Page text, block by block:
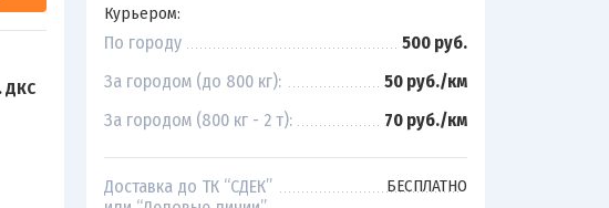
ДКС
Курьером:
По городу
500 руб.
За городом (до 800 кг):
50 руб./км
За городом (800 кг - 2 т):
70 руб./км
Доставка до ТК “СДЕК”
БЕСПЛАТНО